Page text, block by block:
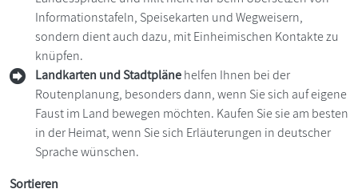
Informationstafeln, Speisekarten und Wegweisern,
sondern dient auch dazu, mit Einheimischen Kontakte zu
knüpfen.
Landkarten und Stadtplänehelfen Ihnen bei der
Routenplanung, besonders dann, wenn Sie sich auf eigene
Faust im Land bewegen möchten. Kaufen Sie sie am besten
in der Heimat, wenn Sie sich Erläuterungen in deutscher
Sprache wünschen.
Sortieren